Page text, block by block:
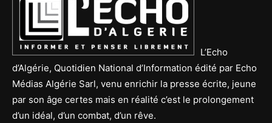
L’Echo
d’Algérie, Quotidien National d’Information édité par Echo
Médias Algérie Sarl, venu enrichir la presse écrite, jeune
par son âge certes mais en réalité c’est le prolongement
d’un idéal, d’un combat, d’un rêve.